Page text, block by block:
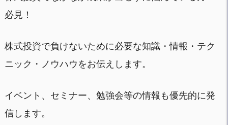
必見！
株式投資で負けないために必要な知識・情報・テク
ニック・ノウハウをお伝えします。
イベント、セミナー、勉強会等の情報も優先的に発
信します。